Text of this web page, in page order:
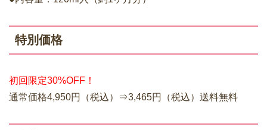
特別価格
初回限定30%OFF！
通常価格4,950円（税込）⇒3,465円（税込）送料無料